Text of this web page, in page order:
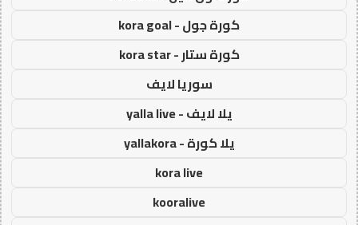
كورة جول - kora goal
كورة ستار - kora star
سوريا لايف
يلا لايف - yalla live
يلا كورة - yallakora
kora live
kooralive